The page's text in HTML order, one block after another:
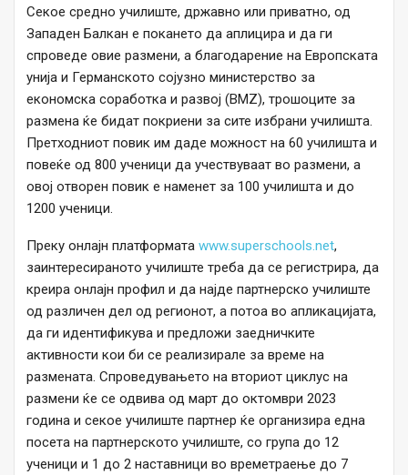
Секое средно училиште, државно или приватно, од
Западен Балкан е покането да аплицира и да ги
спроведе овие размени, а благодарение на Европската
унија и Германското сојузно министерство за
економска соработка и развој (BMZ), трошоците за
размена ќе бидат покриени за сите избрани училишта.
Претходниот повик им даде можност на 60 училишта и
повеќе од 800 ученици да учествуваат во размени, а
овој отворен повик е наменет за 100 училишта и до
1200 ученици.
Преку онлајн платформата www.superschools.net,
заинтересираното училиште треба да се регистрира, да
креира онлајн профил и да најде партнерско училиште
од различен дел од регионот, а потоа во апликацијата,
да ги идентификува и предложи заедничките
активности кои би се реализирале за време на
размената. Спроведувањето на вториот циклус на
размени ќе се одвива од март до октомври 2023
година и секое училиште партнер ќе организира една
посета на партнерското училиште, со група до 12
ученици и 1 до 2 наставници во времетраење до 7